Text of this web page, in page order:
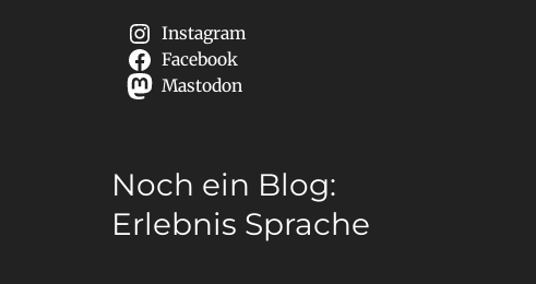
Instagram
Facebook
Mastodon
Noch ein Blog:
Erlebnis Sprache